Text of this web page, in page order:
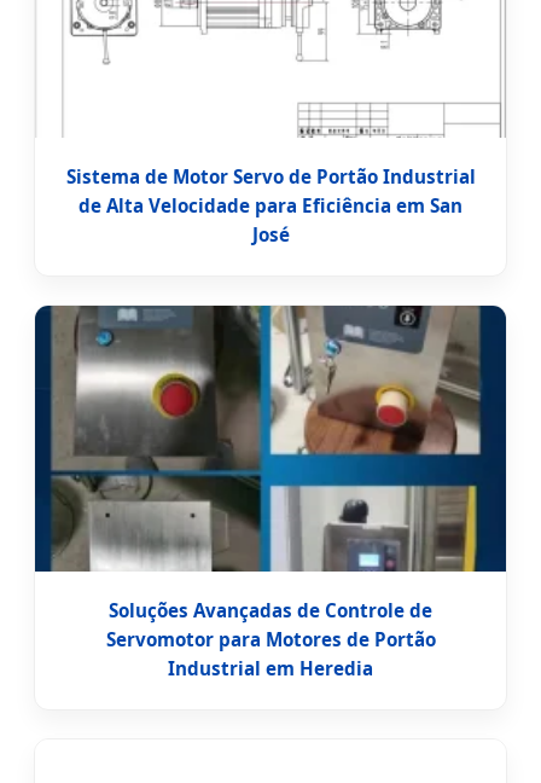
Sistema de Motor Servo de Portão Industrial
de Alta Velocidade para Eficiência em San
José
Soluções Avançadas de Controle de
Servomotor para Motores de Portão
Industrial em Heredia